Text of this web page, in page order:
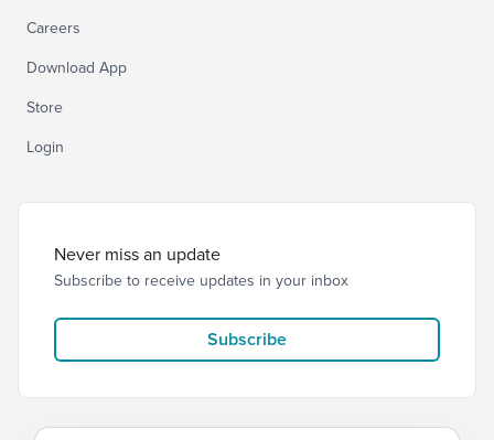
Careers
Download App
Store
Login
Never miss an update
Subscribe to receive updates in your inbox
Subscribe